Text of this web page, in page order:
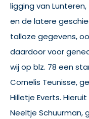
ligging van
en de latere
talloze gegevens,
daardoor voor
wij op blz. 78 een
Cornelis Teunisse,
Hilletje Everts.
Neeltje Schuurman,